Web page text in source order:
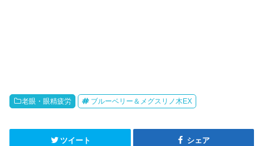
老眼・眼精疲労 ブルーベリー＆メグスリノ木EX
ツイート シェア